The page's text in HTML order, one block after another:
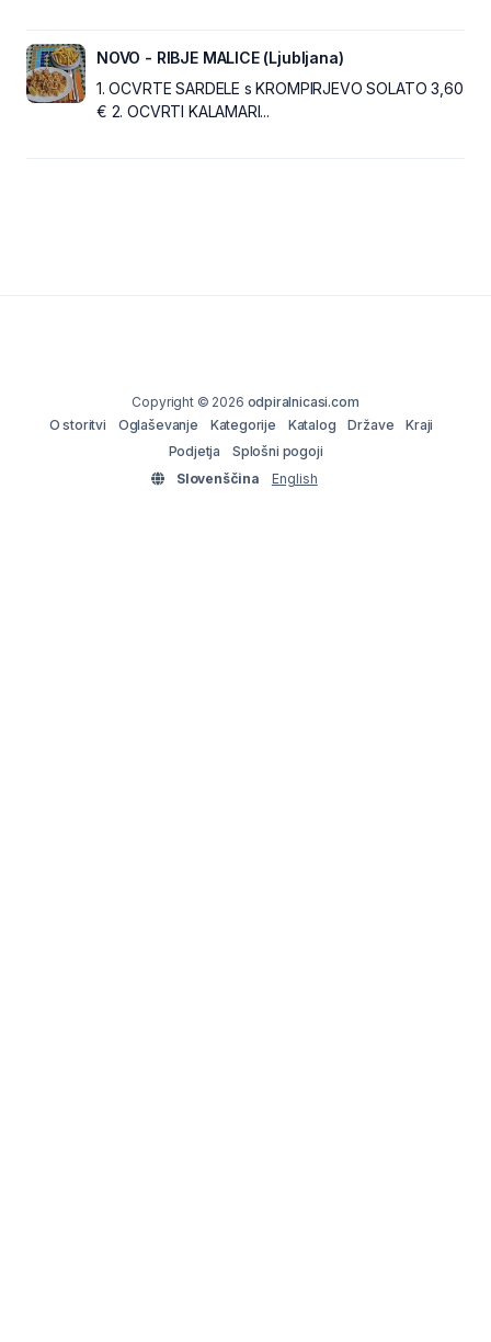
NOVO - RIBJE MALICE (Ljubljana)
1. OCVRTE SARDELE s KROMPIRJEVO SOLATO 3,60
€ 2. OCVRTI KALAMARI...
Copyright © 2026 odpiralnicasi.com
O storitvi
Oglaševanje Kategorije Katalog Države
Kraji
Podjetja
Splošni pogoji
Slovenščina
English